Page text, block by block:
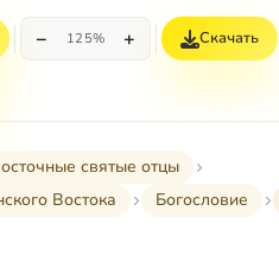
− 125% + Скачать
святые отцы
Востока
Богословие